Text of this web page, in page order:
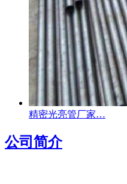
精密光亮管厂家…
公司简介